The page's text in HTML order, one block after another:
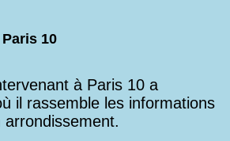
10
à Paris 10 a
il rassemble les informations